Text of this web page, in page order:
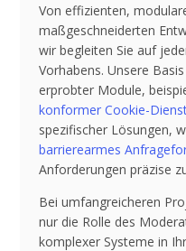
Von effizienten,
maßgeschneiderten
wir begleiten Sie auf
Vorhabens. Unsere
erprobter Module,
konformer Cookie-
spezifischer Lösungen,
barrierearmes
Anforderungen präzise
Bei umfangreicheren
nur die Rolle des
komplexer Systeme in